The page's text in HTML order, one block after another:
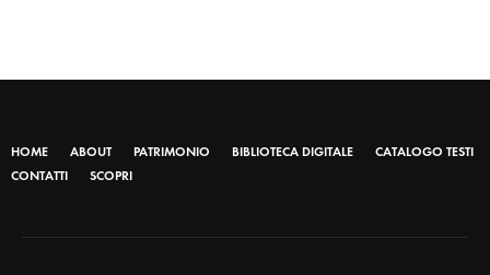
HOME ABOUT PATRIMONIO BIBLIOTECA DIGITALE
CATALOGO TESTI
CONTATTI
SCOPRI